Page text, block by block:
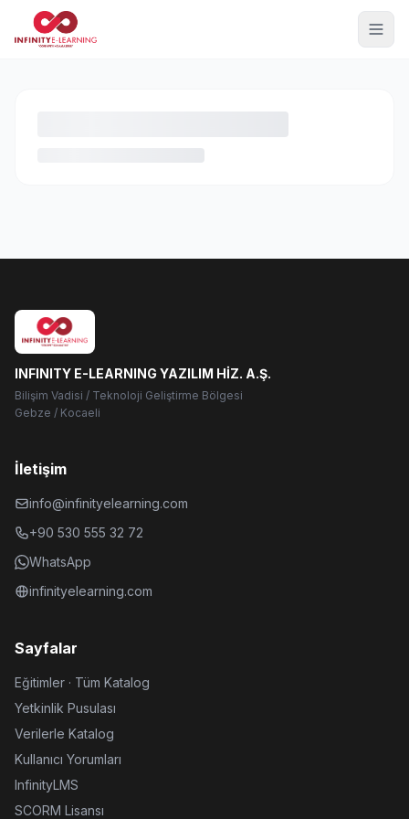
INFINITY E-LEARNING YAZILIM HİZ. A.Ş.
Bilişim Vadisi / Teknoloji Geliştirme Bölgesi
Gebze / Kocaeli
İletişim
info@infinityelearning.com
+90 530 555 32 72
WhatsApp
infinityelearning.com
Sayfalar
Eğitimler · Tüm Katalog
Yetkinlik Pusulası
Verilerle Katalog
Kullanıcı Yorumları
InfinityLMS
SCORM Lisansı